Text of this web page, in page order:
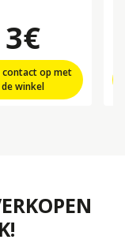
3€
contact op met
de winkel